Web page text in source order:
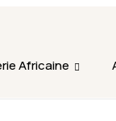
Africaine
commande ni